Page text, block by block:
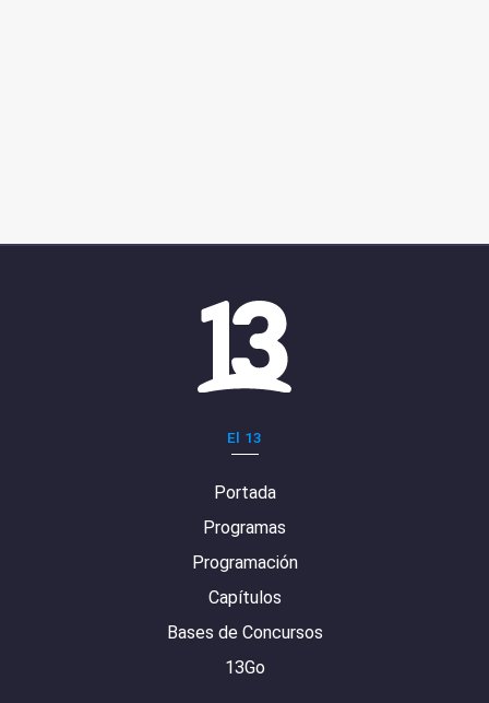
El 13
Portada
Programas
Programación
Capítulos
Bases de Concursos
13Go